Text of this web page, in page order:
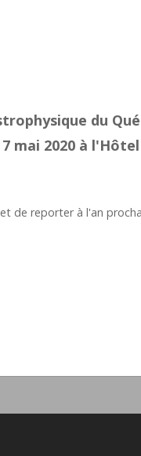
du
mai 2020 à
de reporter à l'an